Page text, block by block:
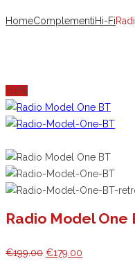
HomeComplementiHi-Fi
-10%
Radio Model One
€199.00 Il
€179.00